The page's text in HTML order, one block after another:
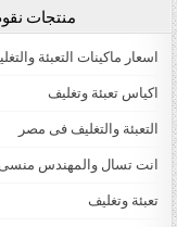
منتجات
اسعار ماكينات التعبئة
اكياس تعبئة وتغليف
التعبئة والتغليف فى مصر
انت تسال والمهندس
تعبئة وتغليف